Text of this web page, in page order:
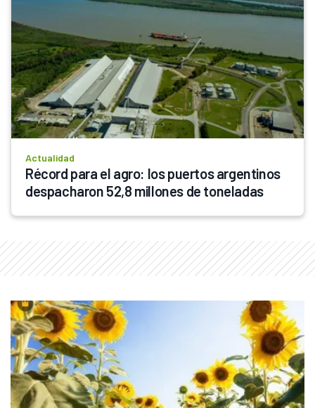
Actualidad
Récord para el agro: los puertos argentinos
despacharon 52,8 millones de toneladas